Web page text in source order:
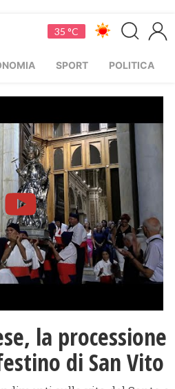
35 °C
SPORT POLITICA
la processione
di San Vito